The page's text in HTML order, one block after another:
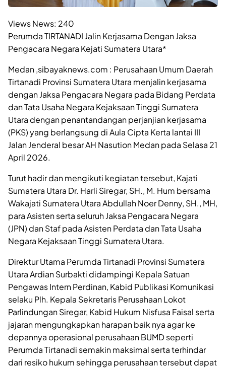
Views News: 240
Perumda TIRTANADI Jalin Kerjasama Dengan Jaksa
Pengacara Negara Kejati Sumatera Utara*
Medan ,sibayaknews.com : Perusahaan Umum Daerah
Tirtanadi Provinsi Sumatera Utara menjalin kerjasama
dengan Jaksa Pengacara Negara pada Bidang Perdata
dan Tata Usaha Negara Kejaksaan Tinggi Sumatera
Utara dengan penantandangan perjanjian kerjasama
(PKS) yang berlangsung di Aula Cipta Kerta lantai III
Jalan Jenderal besar AH Nasution Medan pada Selasa 21
April 2026.
Turut hadir dan mengikuti kegiatan tersebut, Kajati
Sumatera Utara Dr. Harli Siregar, SH., M. Hum bersama
Wakajati Sumatera Utara Abdullah Noer Denny, SH., MH,
para Asisten serta seluruh Jaksa Pengacara Negara
(JPN) dan Staf pada Asisten Perdata dan Tata Usaha
Negara Kejaksaan Tinggi Sumatera Utara.
Direktur Utama Perumda Tirtanadi Provinsi Sumatera
Utara Ardian Surbakti didampingi Kepala Satuan
Pengawas Intern Perdinan, Kabid Publikasi Komunikasi
selaku Plh. Kepala Sekretaris Perusahaan Lokot
Parlindungan Siregar, Kabid Hukum Nisfusa Faisal serta
jajaran mengungkapkan harapan baik nya agar ke
depannya operasional perusahaan BUMD seperti
Perumda Tirtanadi semakin maksimal serta terhindar
dari resiko hukum sehingga perusahaan tersebut dapat